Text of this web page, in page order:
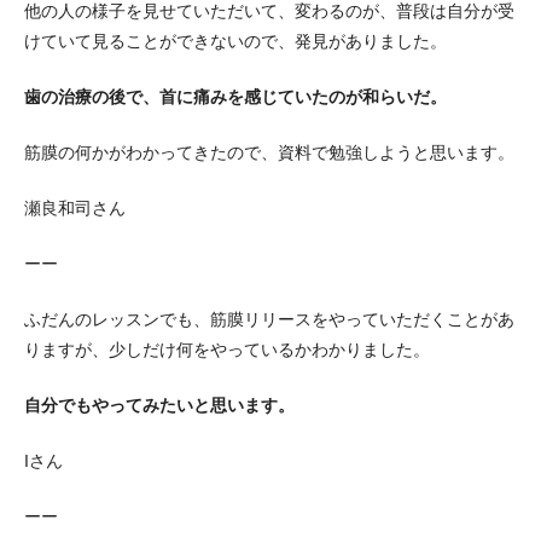
他の人の様子を見せていただいて、変わるのが、普段は自分が受
けていて見ることができないので、発見がありました。
歯の治療の後で、首に痛みを感じていたのが和らいだ。
筋膜の何かがわかってきたので、資料で勉強しようと思います。
瀬良和司さん
ーー
ふだんのレッスンでも、筋膜リリースをやっていただくことがあ
りますが、少しだけ何をやっているかわかりました。
自分でもやってみたいと思います。
Iさん
ーー